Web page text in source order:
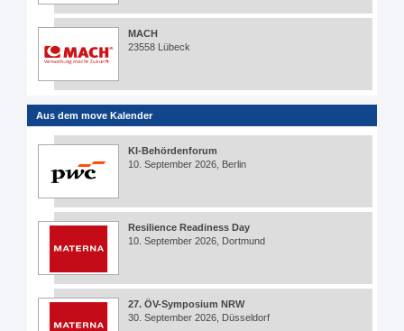
MACH
23558 Lübeck
Aus dem move Kalender
KI-Behördenforum
10. September 2026, Berlin
Resilience Readiness Day
10. September 2026, Dortmund
27. ÖV-Symposium NRW
30. September 2026, Düsseldorf